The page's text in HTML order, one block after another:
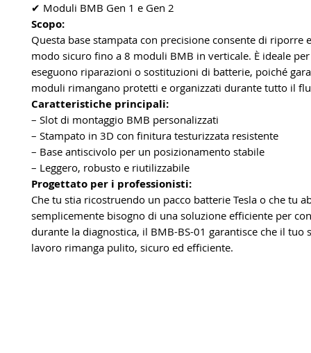
✔ Moduli BMB Gen 1 e Gen 2
Scopo:
Questa base stampata con precisione consente di riporre
modo sicuro fino a 8 moduli BMB in verticale. È ideale
eseguono riparazioni o sostituzioni di batterie, poiché
moduli rimangano protetti e organizzati durante tutto il
Caratteristiche principali:
– Slot di montaggio BMB personalizzati
– Stampato in 3D con finitura testurizzata resistente
– Base antiscivolo per un posizionamento stabile
– Leggero, robusto e riutilizzabile
Progettato per i professionisti:
Che tu stia ricostruendo un pacco batterie Tesla o che tu
semplicemente bisogno di una soluzione efficiente per
durante la diagnostica, il BMB-BS-01 garantisce che il tuo
lavoro rimanga pulito, sicuro ed efficiente.